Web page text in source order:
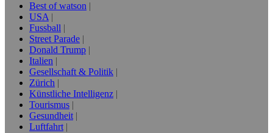
Best of watson
USA
Fussball
Street Parade
Donald Trump
Italien
Gesellschaft & Politik
Zürich
Künstliche Intelligenz
Tourismus
Gesundheit
Luftfahrt